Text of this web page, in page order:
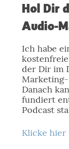
Hol Dir
Audio-
Ich habe
der Dir im
Danach
fundiert
Podcast
Klicke hier